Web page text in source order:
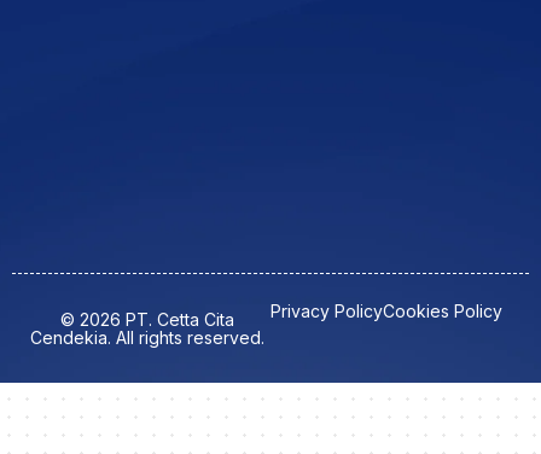
© 2026 PT. Cetta Cita
Cendekia. All rights reserved.
Privacy PolicyCookies Policy